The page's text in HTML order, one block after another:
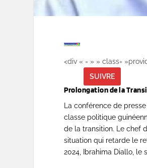
<div « = » » class=
SUIVRE
Prolongation de la
La conférence de
classe politique
de la transition. Le chef
situation qui retarde le
2024, Ibrahima Diallo, le